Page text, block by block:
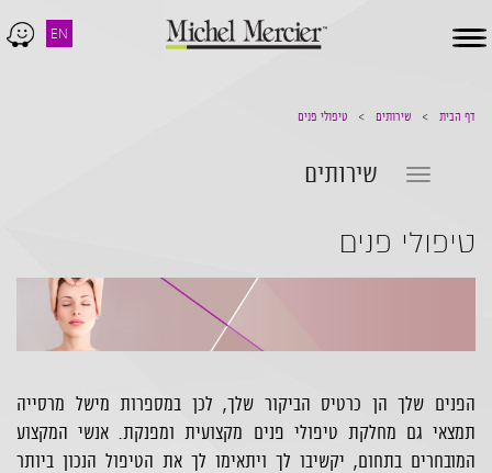
EN
Toggle
דף הבית שירותים טיפולי פנים
שירותיםToggle
טיפולי פנים
הפנים שלך הן כרטיס הביקור שלך, לכן במספרות מישל מרסייה
תמצאי גם מחלקת טיפולי פנים מקצועית ומפנקת. אנשי המקצוע
המובחרים בתחום, יקשיבו לך ויתאימו לך את הטיפול הנכון ביותר